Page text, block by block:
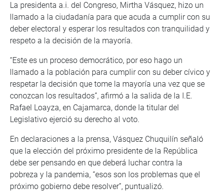
La presidenta a.i. del Congreso, Mirtha Vásquez, hizo un
llamado a la ciudadanía para que acuda a cumplir con su
deber electoral y esperar los resultados con tranquilidad y
respeto a la decisión de la mayoría.
“Este es un proceso democrático, por eso hago un
llamado a la población para cumplir con su deber cívico y
respetar la decisión que tome la mayoría una vez que se
conozcan los resultados”, afirmó a la salida de la I.E.
Rafael Loayza, en Cajamarca, donde la titular del
Legislativo ejerció su derecho al voto.
En declaraciones a la prensa, Vásquez Chuquilín señaló
que la elección del próximo presidente de la República
debe ser pensando en que deberá luchar contra la
pobreza y la pandemia, “esos son los problemas que el
próximo gobierno debe resolver”, puntualizó.